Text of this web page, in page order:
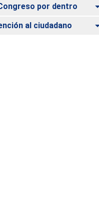
por dentro
al ciudadano